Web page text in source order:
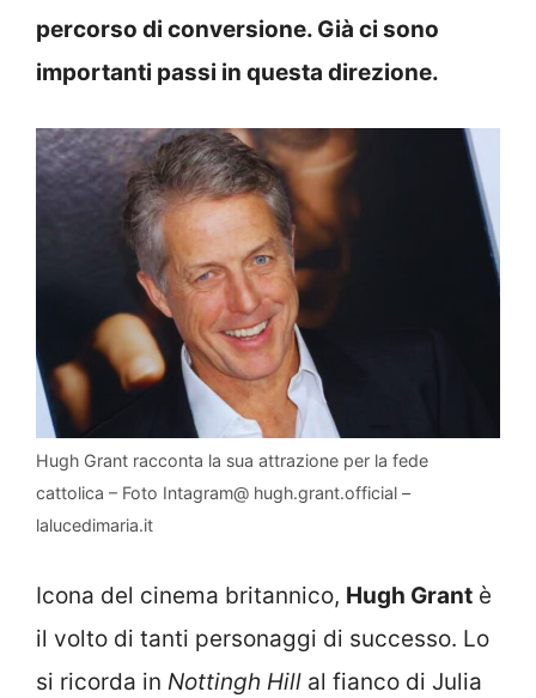
percorso di conversione. Già ci sono
importanti passi in questa direzione.
Hugh Grant racconta la sua attrazione per la fede
cattolica – Foto Intagram@ hugh.grant.official –
lalucedimaria.it
Icona del cinema britannico, Hugh Grant è
il volto di tanti personaggi di successo. Lo
si ricorda in Nottingh Hill al fianco di Julia